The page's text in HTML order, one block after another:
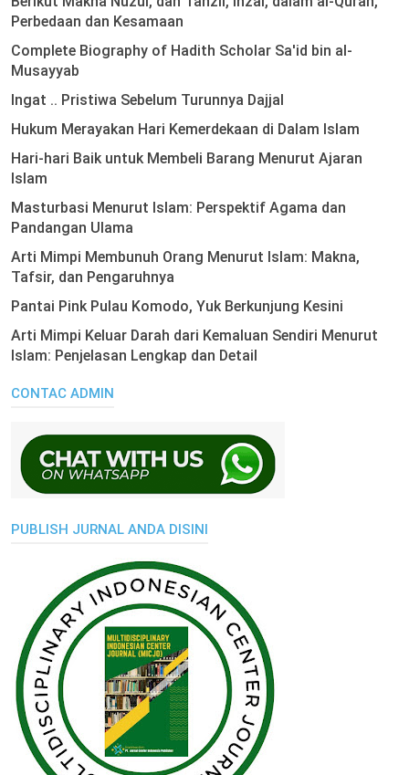
Perbedaan dan Kesamaan
Complete Biography of Hadith Scholar Sa'id bin al-
Musayyab
Ingat .. Pristiwa Sebelum Turunnya Dajjal
Hukum Merayakan Hari Kemerdekaan di Dalam Islam
Hari-hari Baik untuk Membeli Barang Menurut Ajaran
Islam
Masturbasi Menurut Islam: Perspektif Agama dan
Pandangan Ulama
Arti Mimpi Membunuh Orang Menurut Islam: Makna,
Tafsir, dan Pengaruhnya
Pantai Pink Pulau Komodo, Yuk Berkunjung Kesini
Arti Mimpi Keluar Darah dari Kemaluan Sendiri Menurut
Islam: Penjelasan Lengkap dan Detail
CONTAC ADMIN
PUBLISH JURNAL ANDA DISINI